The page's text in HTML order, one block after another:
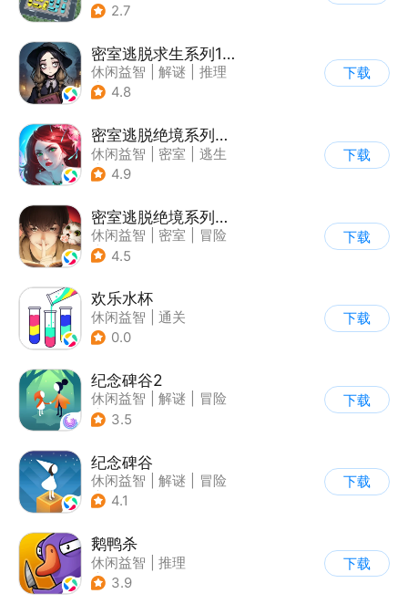
2.7
密室逃脱求生系列1极地冒险
休闲益智 解谜
推理
| 密室逃脱
4.8
下载
密室逃脱绝境系列4迷失森林
休闲益智 密室
逃生
| 密室逃脱
4.9
下载
密室逃脱绝境系列3画仙奇缘
休闲益智 密室
冒险
| 密室逃脱
4.5
下载
欢乐水杯
休闲益智
通关
0.0
下载
纪念碑谷2
休闲益智 解谜
冒险
| 清新
3.5
下载
纪念碑谷
休闲益智 解谜
冒险
| 治愈
4.1
下载
鹅鸭杀
休闲益智
推理
| 金山世游
3.9
下载